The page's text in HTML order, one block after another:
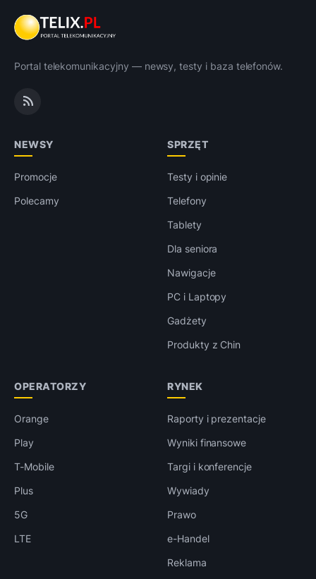
Portal telekomunikacyjny — newsy, testy i baza telefonów.
NEWSY
Promocje
Polecamy
SPRZĘT
Testy i opinie
Telefony
Tablety
Dla seniora
Nawigacje
PC i Laptopy
Gadżety
Produkty z Chin
OPERATORZY
Orange
Play
T-Mobile
Plus
5G
LTE
RYNEK
Raporty i prezentacje
Wyniki finansowe
Targi i konferencje
Wywiady
Prawo
e-Handel
Reklama